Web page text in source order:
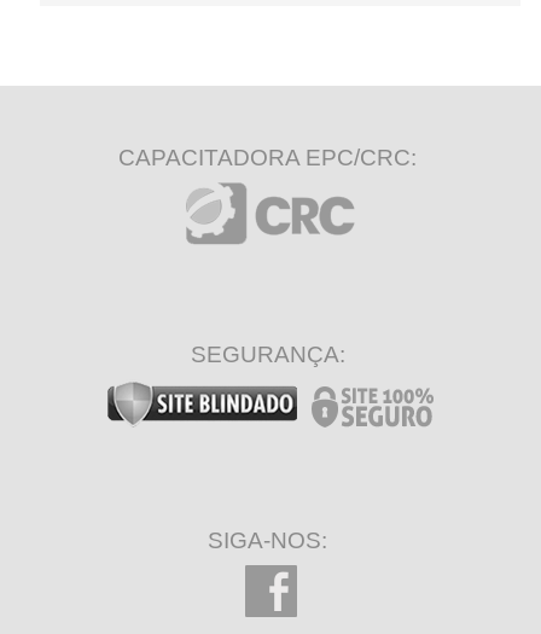
CAPACITADORA EPC/CRC:
SEGURANÇA:
SIGA-NOS: